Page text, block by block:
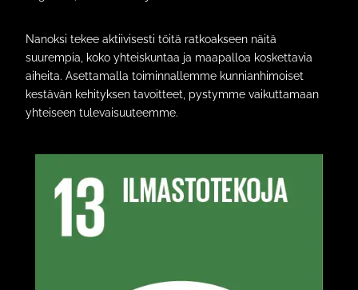
Nanoksi tekee aktiivisesti töitä ratkoakseen näitä
suurempia, koko yhteiskuntaa ja maapalloa koskettavia
aiheita. Asettamalla toiminnallemme kunnianhimoiset
kestävän kehityksen tavoitteet, pystymme vaikuttamaan
yhteiseen tulevaisuuteemme.